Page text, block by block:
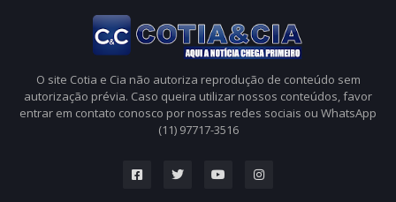
O site Cotia e Cia não autoriza reprodução de conteúdo sem
autorização prévia. Caso queira utilizar nossos conteúdos, favor
entrar em contato conosco por nossas redes sociais ou WhatsApp
(11) 97717-3516